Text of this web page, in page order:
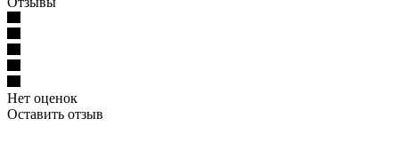
Нет оценок
Оставить отзыв